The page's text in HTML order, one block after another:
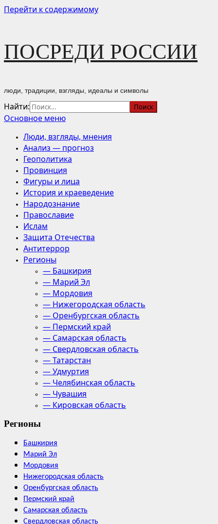
Перейти к содержимому
ПОСРЕДИ РОССИИ
люди, традиции, взгляды, идеалы и символы
Найти:
Основное меню
Люди, взгляды, мнения
Анализ — прогноз
Геополитика
Провинция
Фигуры и лица
История и краеведение
Народознание
Православие
Ислам
Защита Отечества
Антитеррор
Регионы
— Башкирия
— Марий Эл
— Мордовия
— Нижегородская область
— Оренбургская область
— Пермский край
— Самарская область
— Свердловская область
— Татарстан
— Удмуртия
— Челябинская область
— Чувашия
— Кировская область
Регионы
Башкирия
Марий Эл
Мордовия
Нижегородская область
Оренбургская область
Пермский край
Самарская область
Свердловская область